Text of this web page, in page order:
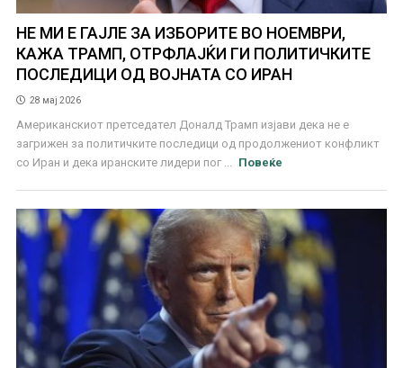
НЕ МИ Е ГАЈЛЕ ЗА ИЗБОРИТЕ ВО НОЕМВРИ,
КАЖА ТРАМП, ОТРФЛАЈЌИ ГИ ПОЛИТИЧКИТЕ
ПОСЛЕДИЦИ ОД ВОЈНАТА СО ИРАН
28 мај 2026
Американскиот претседател Доналд Трамп изјави дека не е
загрижен за политичките последици од продолжениот конфликт
со Иран и дека иранските лидери пог ...
Повеќе